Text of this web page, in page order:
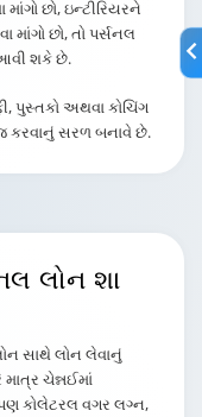
છો, ઇન્ટીરિયરને
માંગો છો, તો પર્સનલ
શકે છે.
પુસ્તકો અથવા કોચિંગ
કરવાનું સરળ બનાવે છે.
લોન શા
સાથે લોન લેવાનું
ચેન્નઈમાં
કોલેટરલ વગર લગ્ન,